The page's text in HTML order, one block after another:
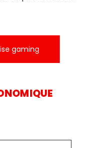
gaming